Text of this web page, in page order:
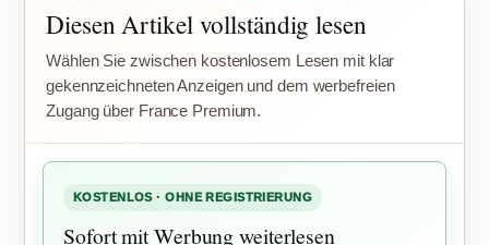
Diesen Artikel vollständig lesen
Wählen Sie zwischen kostenlosem Lesen mit klar
gekennzeichneten Anzeigen und dem werbefreien
Zugang über France Premium.
KOSTENLOS · OHNE REGISTRIERUNG
Sofort mit Werbung weiterlesen